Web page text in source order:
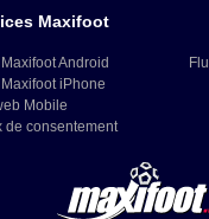
Maxifoot
Android
iPhone
Mobile
de consentement